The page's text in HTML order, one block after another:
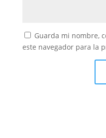
Guarda mi nombre,
este navegador para la